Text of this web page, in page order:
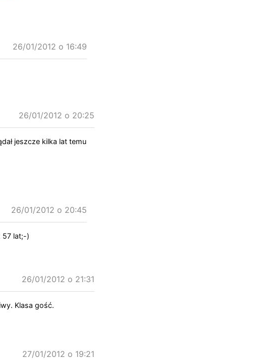
26/01/2012 o 16:49
26/01/2012 o 20:25
jeszcze kilka lat temu
26/01/2012 o 20:45
57 lat;-)
26/01/2012 o 21:31
Klasa gość.
27/01/2012 o 19:21